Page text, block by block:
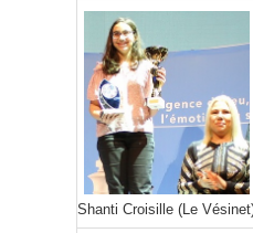
Shanti Croisille (Le